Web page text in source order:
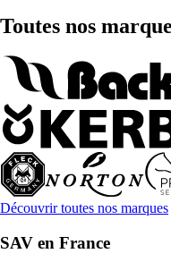
Toutes nos
Découvrir toutes nos marques
SAV en France